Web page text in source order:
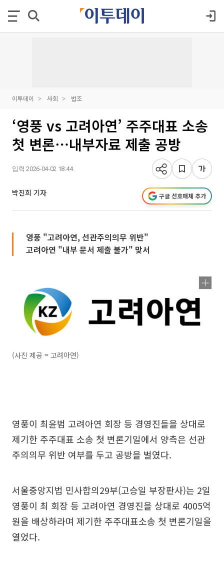
이투데이 사회 법조
‘영풍 vs 고려아연’ 주주대표 소송
첫 변론⋯내부자료 제출 공방
입력 2026-04-02 18:44
박진희 기자 구글 선호매체 추가
영풍 "고려아연, 선관주의의무 위반"
고려아연 "내부 문서 제출 불가" 맞서
(사진 제공 = 고려아연)
영풍이 최윤범 고려아연 회장 등 경영진들을 상대로
제기한 주주대표 소송 첫 변론기일에서 양측은 선관
주의의무 위반 여부를 두고 공방을 벌였다.
서울중앙지법 민사합의29부(고승일 부장판사)는 2일
영풍이 최 회장 등 고려아연 경영진을 상대로 4005억
원을 배상하라며 제기한 주주대표소송 첫 변론기일을
열었다.